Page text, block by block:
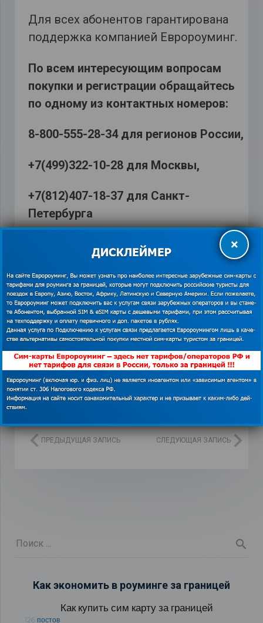
Для всех абонентов гарантирована
поддержка компанией Евророуминг.
По всем интересующим вопросам
покупки и регистрации обращайтесь
по одному из контактных номеров:
8-800-555-28-34 для регионов России,
+7(499)322-10-28 для Москвы,
+7(812)407-18-37 для Санкт-
Петербурга
Чтобы узнать адреса и контактные
номера для связи перейдите по
ссылке:
https://euroaming.ru/points-of-shipment/
ПРЕДЫДУЩАЯ ЗАПИСЬ СЛЕДУЮЩАЯ ЗАПИСЬ
Как экономить в роуминге за границей
Как купить сим карту за границей
126 постов
×